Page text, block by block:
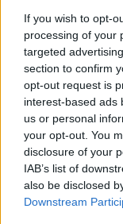
If you wish to opt-
processing of your
targeted
section to confirm
opt-out request is
interest-based ads
us or personal
your opt-out. You
disclosure of your
IAB’s list of
also be disclosed
Downstream
Az első
Szonya
volt, hiszen
elvégezte az
már teljesen
korában
(1868-ban)…